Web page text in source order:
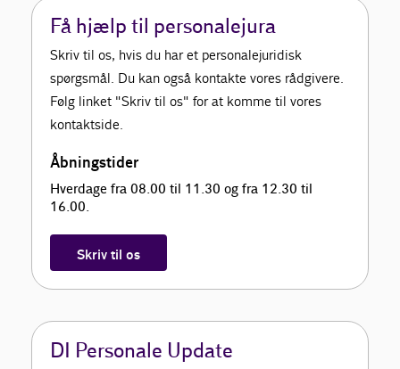
Få hjælp til personalejura
Skriv til os, hvis du har et personalejuridisk
spørgsmål. Du kan også kontakte vores rådgivere.
Følg linket "Skriv til os" for at komme til vores
kontaktside.
Åbningstider
Hverdage fra 08.00 til 11.30 og fra 12.30 til
16.00.
Skriv til os
DI Personale Update